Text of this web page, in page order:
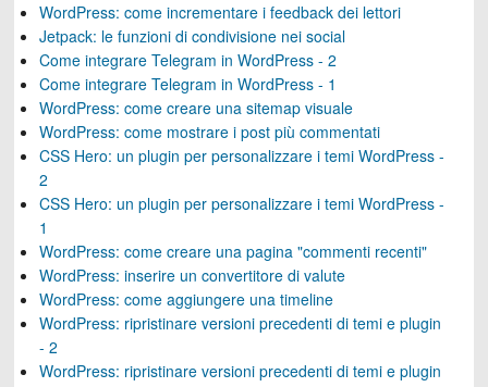
WordPress: come incrementare i feedback dei lettori
Jetpack: le funzioni di condivisione nei social
Come integrare Telegram in WordPress - 2
Come integrare Telegram in WordPress - 1
WordPress: come creare una sitemap visuale
WordPress: come mostrare i post più commentati
CSS Hero: un plugin per personalizzare i temi WordPress -
2
CSS Hero: un plugin per personalizzare i temi WordPress -
1
WordPress: come creare una pagina "commenti recenti"
WordPress: inserire un convertitore di valute
WordPress: come aggiungere una timeline
WordPress: ripristinare versioni precedenti di temi e plugin
- 2
WordPress: ripristinare versioni precedenti di temi e plugin